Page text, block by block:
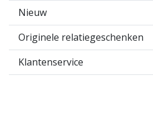
Nieuw
Originele relatiegeschenken
Klantenservice